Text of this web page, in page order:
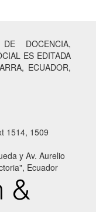
DOCENCIA,
ES EDITADA
ECUADOR,
1514, 1509
y Av. Aurelio
Ecuador